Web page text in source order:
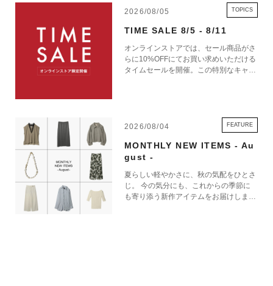
2026/08/05 TOPICS
TIME SALE 8/5 - 8/11
オンラインストアでは、セール商品がさ
らに10%OFFにてお買い求めいただける
タイムセールを開催。この特別なキャン
2026/08/04 FEATURE
MONTHLY NEW ITEMS - Au
gust -
夏らしい軽やかさに、秋の気配をひとさ
じ。 今の気分にも、これからの季節に
も寄り添う新作アイテムをお届けしま